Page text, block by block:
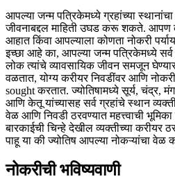
आपल्या जन्म पत्रिकेमध्ये ग्रहांच्या
जीवनाबद्दल माहिती उघड करू शकते. आपण
आहात किंवा आपल्याला कोणता नोकरी
इच्छा आहे का, आपल्या जन्म पत्रिकेमध्ये
लोक त्यांचे व्यावसायिक जीवन समजून
वळतात, योग्य करीयर निवडींवर आणि
sought करतात. ज्योतिषामध्ये सूर्य, चंद्र,
आणि केतू यांच्यासह सर्व ग्रहांचे स्थान
वेळ आणि निवडी ठरवण्यात महत्त्वाची भूमिका
बारकाईची चिन्हे देखील व्यक्तीच्या करीयर
पाहू या की ज्योतिष आपल्या नोकऱ्यांचा वेळ
नोकरीची भविष्यवाणी